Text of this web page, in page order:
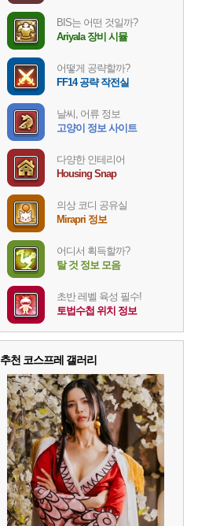
BIS는 어떤 것일까?
Ariyala 장비 시뮬
어떻게 공략할까?
FF14 공략 작전실
날씨, 어류 정보
고양이 정보 사이트
다양한 인테리어
Housing Snap
의상 코디 공유실
Mirapri 정보
어디서 획득할까?
탈 것 정보 모음
초반 레벨 육성 필수!
토법수첩 위치 정보
추천 코스프레 갤러리